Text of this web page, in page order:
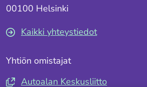
00100 Helsinki
Kaikki yhteystiedot
Yhtiön omistajat
Autoalan Keskusliitto